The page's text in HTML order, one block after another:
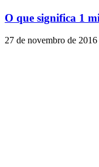
O que significa 1
27 de novembro de 2016